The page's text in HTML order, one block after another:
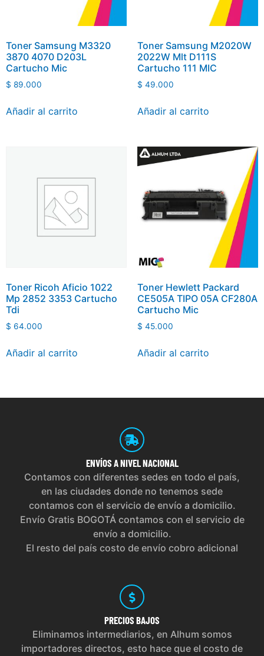
Toner Samsung M3320
3870 4070 D203L
Cartucho Mic
$ 89.000
Añadir al carrito
Toner Samsung M2020W
2022W Mlt D111S
Cartucho 111 MIC
$ 49.000
Añadir al carrito
Toner Ricoh Aficio 1022
Mp 2852 3353 Cartucho
Tdi
$ 64.000
Añadir al carrito
Toner Hewlett Packard
CE505A TIPO 05A CF280A
Cartucho Mic
$ 45.000
Añadir al carrito
ENVÍOS A NIVEL NACIONAL
Contamos con diferentes sedes en todo el país,
en las ciudades donde no tenemos sede
contamos con el servicio de envío a domicilio.
Envío Gratis BOGOTÁ contamos con el servicio de
envío a domicilio.
El resto del país costo de envío cobro adicional
PRECIOS BAJOS
Eliminamos intermediarios, en Alhum somos
importadores directos, esto hace que el costo de